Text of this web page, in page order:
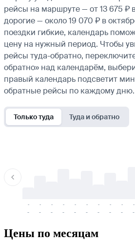
рейсы на маршруте — от 13 675 ₽
дорогие — около 19 070 ₽ в
поездки гибкие, календарь
цену на нужный период. Чтобы
рейсы туда-обратно,
обратно» над календарём,
правый календарь подсветит
обратные рейсы по каждому дню.
Только туда Туда и обратно
-
-
-
-
-
-
-
-
-
-
-
-
-
-
-
-
-
-
-
-
Цены по месяцам